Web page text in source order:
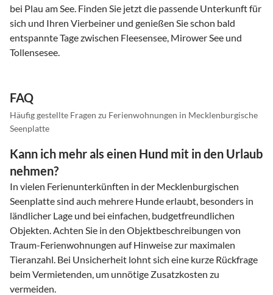
bei Plau am See. Finden Sie jetzt die passende Unterkunft für
sich und Ihren Vierbeiner und genießen Sie schon bald
entspannte Tage zwischen Fleesensee, Mirower See und
Tollensesee.
FAQ
Häufig gestellte Fragen zu Ferienwohnungen in Mecklenburgische
Seenplatte
Kann ich mehr als einen Hund mit in den Urlaub
nehmen?
In vielen Ferienunterkünften in der Mecklenburgischen
Seenplatte sind auch mehrere Hunde erlaubt, besonders in
ländlicher Lage und bei einfachen, budgetfreundlichen
Objekten. Achten Sie in den Objektbeschreibungen von
Traum-Ferienwohnungen auf Hinweise zur maximalen
Tieranzahl. Bei Unsicherheit lohnt sich eine kurze Rückfrage
beim Vermietenden, um unnötige Zusatzkosten zu
vermeiden.